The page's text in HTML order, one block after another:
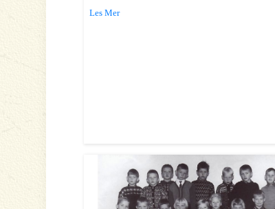
Les Mer